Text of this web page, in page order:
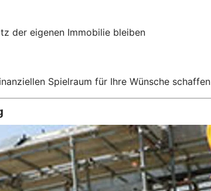
der eigenen Immobilie bleiben
Spielraum für Ihre Wünsche schaffen